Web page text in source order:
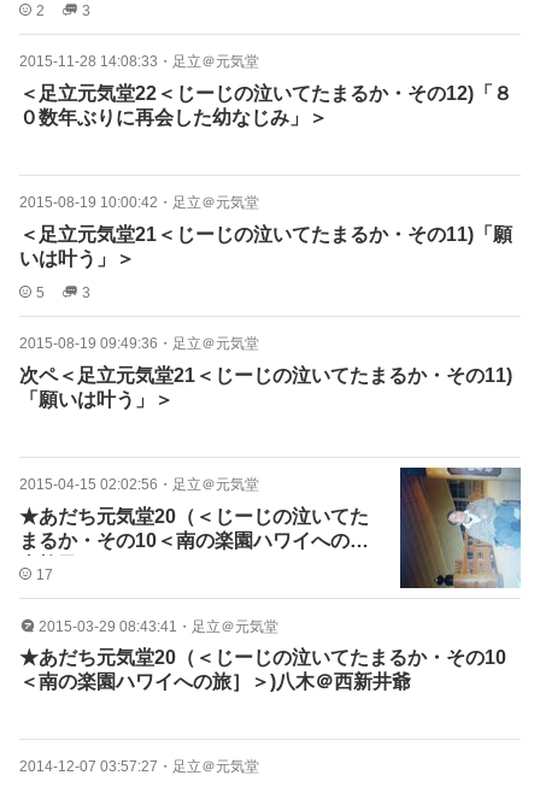
2 3
2015-11-28 14:08:33 ・ 足立＠元気堂
＜足立元気堂22＜じーじの泣いてたまるか・その12)「８
０数年ぶりに再会した幼なじみ」＞
2015-08-19 10:00:42 ・ 足立＠元気堂
＜足立元気堂21＜じーじの泣いてたまるか・その11)「願
いは叶う」＞
5 3
2015-08-19 09:49:36 ・ 足立＠元気堂
次ペ＜足立元気堂21＜じーじの泣いてたまるか・その11)
「願いは叶う」＞
2015-04-15 02:02:56 ・ 足立＠元気堂
★あだち元気堂20（＜じーじの泣いてた
まるか・その10＜南の楽園ハワイへの旅
車椅子での()］＞)
17
2015-03-29 08:43:41 ・ 足立＠元気堂
★あだち元気堂20（＜じーじの泣いてたまるか・その10
＜南の楽園ハワイへの旅］＞)八木＠西新井爺
2014-12-07 03:57:27 ・ 足立＠元気堂